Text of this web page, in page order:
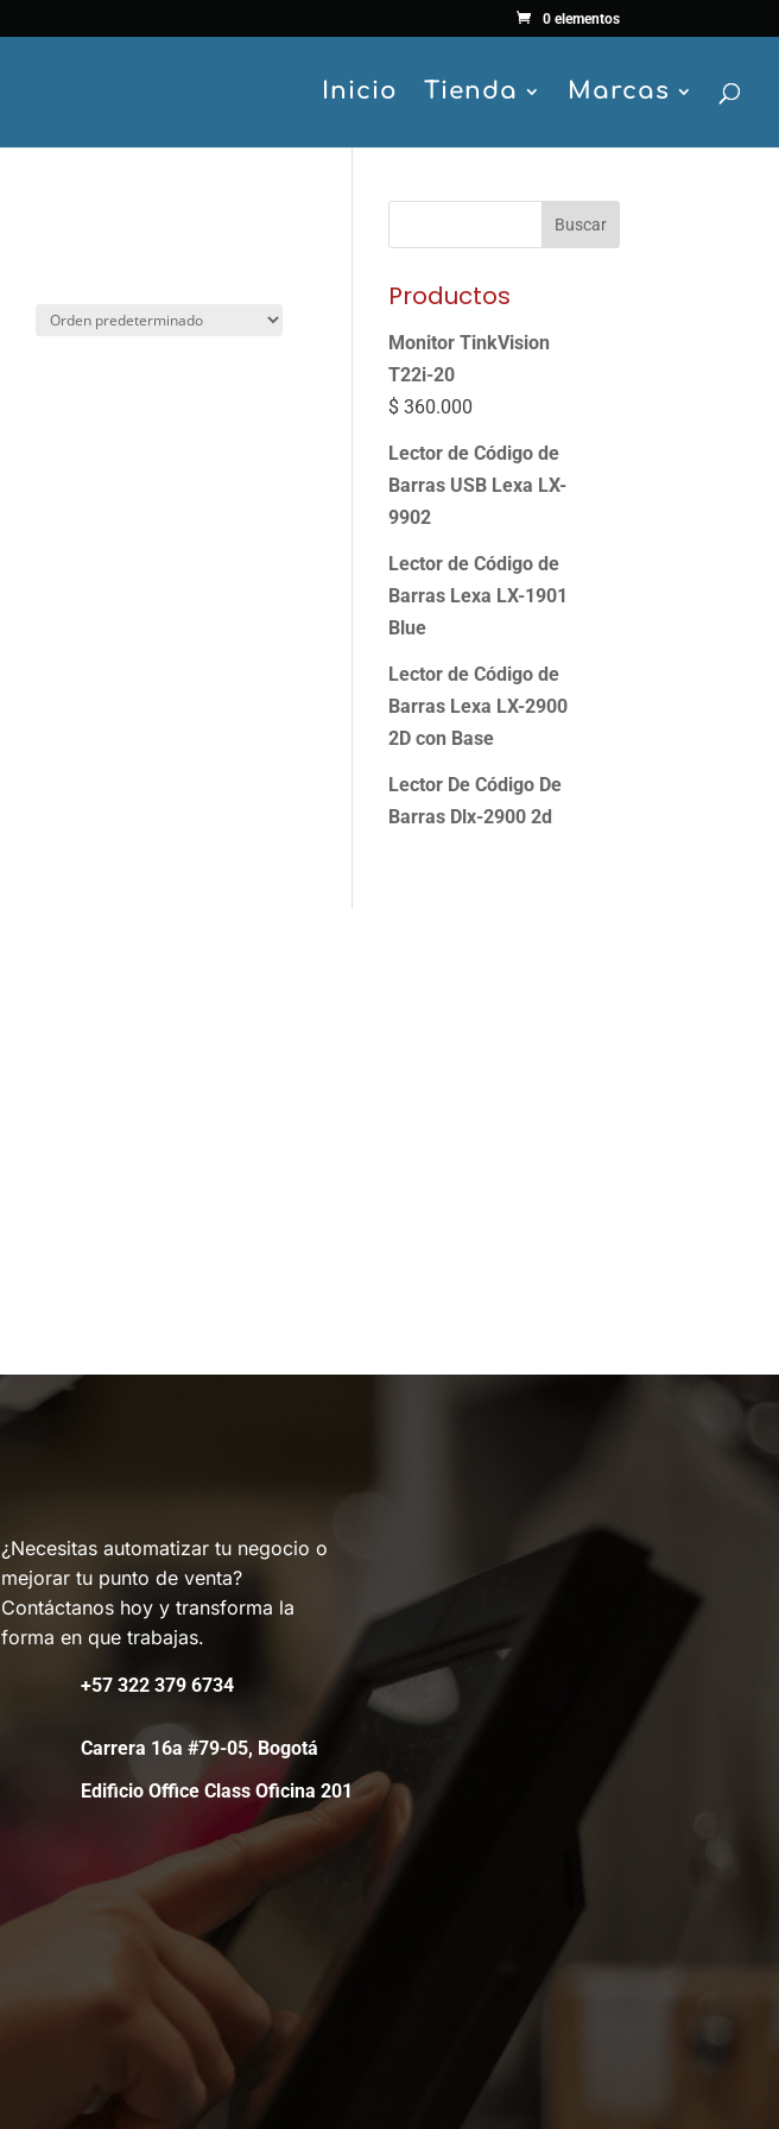
0 elementos
Inicio Tienda Marcas
Buscar
Productos
Monitor TinkVision
T22i-20
$ 360.000
Lector de Código de
Barras USB Lexa LX-
9902
Lector de Código de
Barras Lexa LX-1901
Blue
Lector de Código de
Barras Lexa LX-2900
2D con Base
Lector De Código De
Barras Dlx-2900 2d
¿Necesitas automatizar tu negocio o
mejorar tu punto de venta?
Contáctanos hoy y transforma la
forma en que trabajas.
+57 322 379 6734
Carrera 16a #79-05, Bogotá
Edificio Office Class Oficina 201